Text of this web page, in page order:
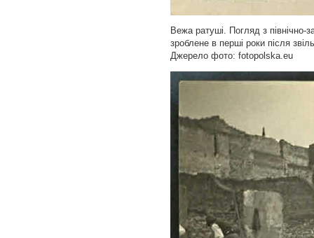
Вежа ратуші. Погляд з північно-
зроблене в перші роки після
Джерело фото: fotopolska.eu